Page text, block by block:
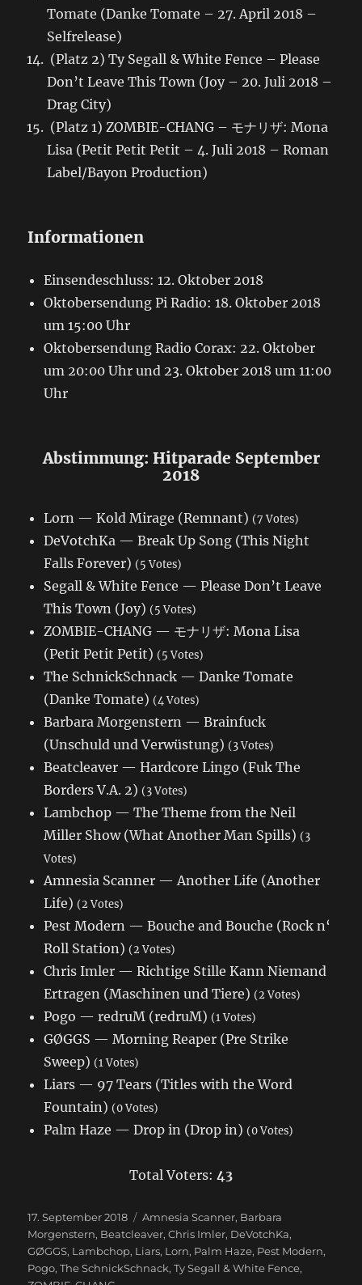
Tomate (Danke Tomate – 27. April 2018 –
Selfrelease)
(Platz 2) Ty Segall & White Fence – Please
Don’t Leave This Town (Joy – 20. Juli 2018 –
Drag City)
(Platz 1) ZOMBIE-CHANG – モナリザ: Mona
Lisa (Petit Petit Petit – 4. Juli 2018 – Roman
Label/Bayon Production)
Informationen
Einsendeschluss: 12. Oktober 2018
Oktobersendung Pi Radio: 18. Oktober 2018
um 15:00 Uhr
Oktobersendung Radio Corax: 22. Oktober
um 20:00 Uhr und 23. Oktober 2018 um 11:00
Uhr
Abstimmung: Hitparade September
2018
Lorn — Kold Mirage (Remnant) (7 Votes)
DeVotchKa — Break Up Song (This Night
Falls Forever) (5 Votes)
Segall & White Fence — Please Don’t Leave
This Town (Joy) (5 Votes)
ZOMBIE-CHANG — モナリザ: Mona Lisa
(Petit Petit Petit) (5 Votes)
The SchnickSchnack — Danke Tomate
(Danke Tomate) (4 Votes)
Barbara Morgenstern — Brainfuck
(Unschuld und Verwüstung) (3 Votes)
Beatcleaver — Hardcore Lingo (Fuk The
Borders V.A. 2) (3 Votes)
Lambchop — The Theme from the Neil
Miller Show (What Another Man Spills) (3
Votes)
Amnesia Scanner — Another Life (Another
Life) (2 Votes)
Pest Modern — Bouche and Bouche (Rock n‘
Roll Station) (2 Votes)
Chris Imler — Richtige Stille Kann Niemand
Ertragen (Maschinen und Tiere) (2 Votes)
Pogo — redruM (redruM) (1 Votes)
GØGGS — Morning Reaper (Pre Strike
Sweep) (1 Votes)
Liars — 97 Tears (Titles with the Word
Fountain) (0 Votes)
Palm Haze — Drop in (Drop in) (0 Votes)
Total Voters: 43
Veröffentlicht
am
17. September 2018 Schlagwörter
Amnesia Scanner, Barbara
Morgenstern, Beatcleaver,Chris Imler, DeVotchKa,
GØGGS, Lambchop, Liars, Lorn, Palm Haze, Pest Modern,
Pogo,The SchnickSchnack,Ty Segall & White Fence,